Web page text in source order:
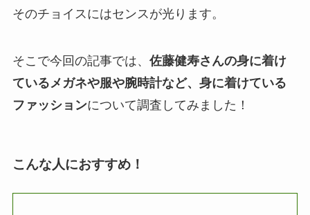
そのチョイスにはセンスが光ります。
そこで今回の記事では、 佐藤健寿さんの身に着け
ているメガネや服や腕時計など、身に着けている
ファッションについて調査してみました！
こんな人におすすめ！